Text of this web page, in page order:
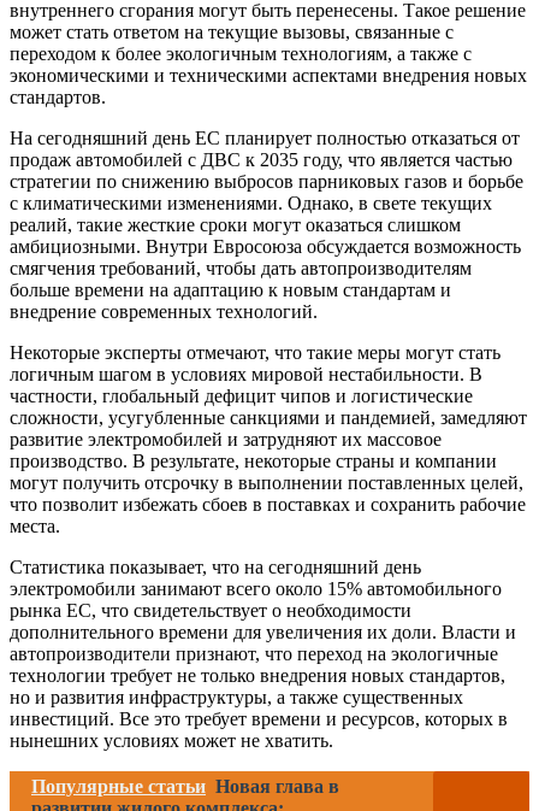
внутреннего сгорания могут быть перенесены. Такое решение
может стать ответом на текущие вызовы, связанные с
переходом к более экологичным технологиям, а также с
экономическими и техническими аспектами внедрения новых
стандартов.
На сегодняшний день ЕС планирует полностью отказаться от
продаж автомобилей с ДВС к 2035 году, что является частью
стратегии по снижению выбросов парниковых газов и борьбе
с климатическими изменениями. Однако, в свете текущих
реалий, такие жесткие сроки могут оказаться слишком
амбициозными. Внутри Евросоюза обсуждается возможность
смягчения требований, чтобы дать автопроизводителям
больше времени на адаптацию к новым стандартам и
внедрение современных технологий.
Некоторые эксперты отмечают, что такие меры могут стать
логичным шагом в условиях мировой нестабильности. В
частности, глобальный дефицит чипов и логистические
сложности, усугубленные санкциями и пандемией, замедляют
развитие электромобилей и затрудняют их массовое
производство. В результате, некоторые страны и компании
могут получить отсрочку в выполнении поставленных целей,
что позволит избежать сбоев в поставках и сохранить рабочие
места.
Статистика показывает, что на сегодняшний день
электромобили занимают всего около 15% автомобильного
рынка ЕС, что свидетельствует о необходимости
дополнительного времени для увеличения их доли. Власти и
автопроизводители признают, что переход на экологичные
технологии требует не только внедрения новых стандартов,
но и развития инфраструктуры, а также существенных
инвестиций. Все это требует времени и ресурсов, которых в
нынешних условиях может не хватить.
Популярные статьи Новая глава в